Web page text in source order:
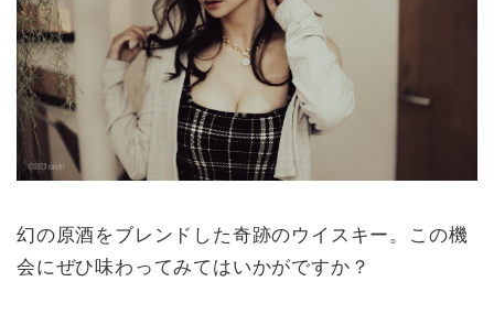
幻の原酒をブレンドした奇跡のウイスキー。この機
会にぜひ味わってみてはいかがですか？